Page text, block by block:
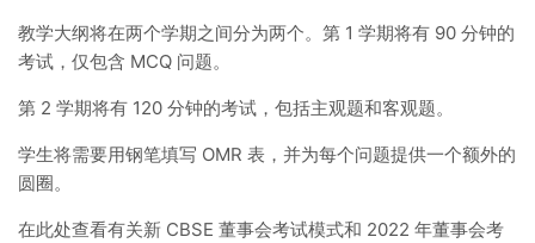
教学大纲将在两个学期之间分为两个。第 1 学期将有 90 分钟的
考试，仅包含 MCQ 问题。
第 2 学期将有 120 分钟的考试，包括主观题和客观题。
学生将需要用钢笔填写 OMR 表，并为每个问题提供一个额外的
圆圈。
在此处查看有关新 CBSE 董事会考试模式和 2022 年董事会考